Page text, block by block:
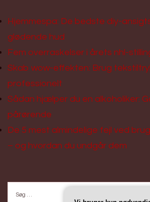
Hjemmespa: De bedste diy-
glødende hud
Fem overraskelser i årets nhl-
Skab wow-effekten: Brug
professionelt
Sådan hjælper du en alkoholiker:
pårørende
De 5 mest almindelige fejl ved
– og hvordan du undgår dem
efter: